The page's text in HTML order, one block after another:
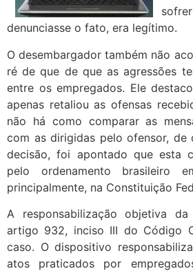
denunciasse o fato, era legítimo.
O desembargador também não
ré de que de que as agressões
entre os empregados. Ele
apenas retaliou as ofensas
não há como comparar as
com as dirigidas pelo ofensor, de
decisão, foi apontado que esta
pelo ordenamento brasileiro
principalmente, na Constituição
A responsabilização objetiva
artigo 932, inciso III do Código
caso. O dispositivo
atos praticados por